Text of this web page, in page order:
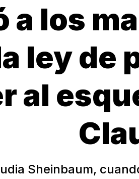
a los
ley de
al
Sheinbaum,